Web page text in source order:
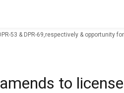
53 & DPR-69,respectively & opportunity
to